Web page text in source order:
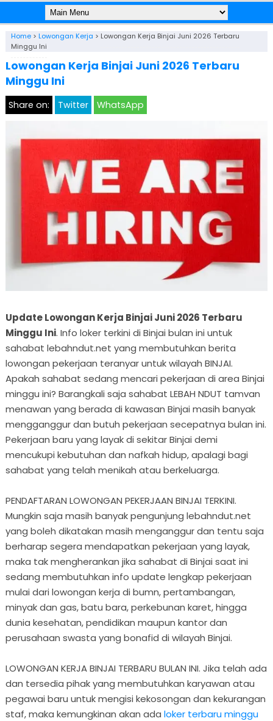
Home> Lowongan Kerja > Lowongan Kerja Binjai Juni 2026 Terbaru
Minggu Ini
Lowongan Kerja Binjai Juni 2026 Terbaru
Minggu Ini
Share on: Twitter WhatsApp
Update Lowongan Kerja Binjai Juni 2026 Terbaru
Minggu Ini. Info loker terkini di Binjai bulan ini untuk
sahabat lebahndut.net yang membutuhkan berita
lowongan pekerjaan teranyar untuk wilayah BINJAI.
Apakah sahabat sedang mencari pekerjaan di area Binjai
minggu ini? Barangkali saja sahabat LEBAH NDUT tamvan
menawan yang berada di kawasan Binjai masih banyak
mengganggur dan butuh pekerjaan secepatnya bulan ini.
Pekerjaan baru yang layak di sekitar Binjai demi
mencukupi kebutuhan dan nafkah hidup, apalagi bagi
sahabat yang telah menikah atau berkeluarga.
PENDAFTARAN LOWONGAN PEKERJAAN BINJAI TERKINI.
Mungkin saja masih banyak pengunjung lebahndut.net
yang boleh dikatakan masih menganggur dan tentu saja
berharap segera mendapatkan pekerjaan yang layak,
maka tak mengherankan jika sahabat di Binjai saat ini
sedang membutuhkan info update lengkap pekerjaan
mulai dari lowongan kerja di bumn, pertambangan,
minyak dan gas, batu bara, perkebunan karet, hingga
dunia kesehatan, pendidikan maupun kantor dan
perusahaan swasta yang bonafid di wilayah Binjai.
LOWONGAN KERJA BINJAI TERBARU BULAN INI. Jika telah ada
dan tersedia pihak yang membutuhkan karyawan atau
pegawai baru untuk mengisi kekosongan dan kekurangan
staf, maka kemungkinan akan ada loker terbaru minggu